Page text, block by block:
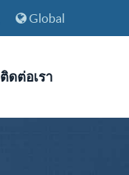
Global
ติดต่อเรา